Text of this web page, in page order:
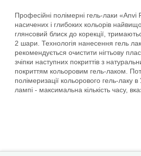
Професійні полімерні гель-лаки «Anvi
насичених і глибоких кольорів
глянсовий блиск до корекції,
2 шари. Технологія нанесення гель
рекомендується очистити нігтьову
зчіпки наступних покриттів з
покриттям кольоровим гель-лаком.
полімеризації кольорового гель-
лампі - максимальна кількість часу,